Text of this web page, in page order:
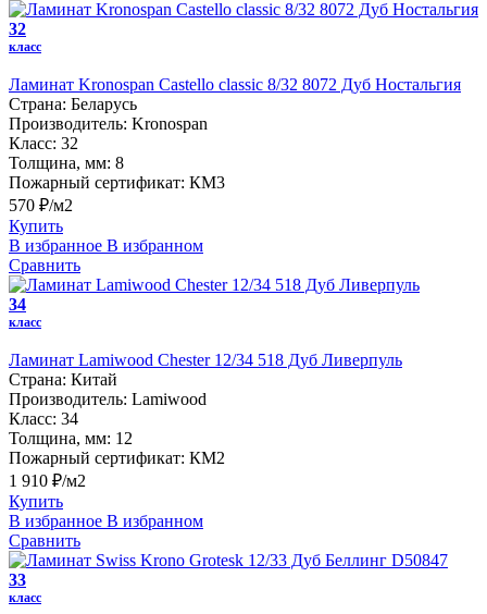
32
класс
Ламинат Kronospan Castello classic 8/32 8072 Дуб Ностальгия
Страна: Беларусь
Производитель: Kronospan
Класс: 32
Толщина, мм: 8
Пожарный сертификат: КМ3
570 ₽/м2
Купить
В избранное В избранном
Сравнить
34
класс
Ламинат Lamiwood Chester 12/34 518 Дуб Ливерпуль
Страна: Китай
Производитель: Lamiwood
Класс: 34
Толщина, мм: 12
Пожарный сертификат: КМ2
1 910 ₽/м2
Купить
В избранное В избранном
Сравнить
33
класс